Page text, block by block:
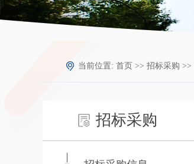
当前位置: 首页 >> 招标采购 >>
招标采购